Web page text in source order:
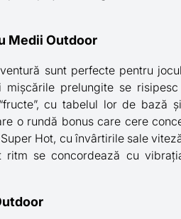
Medii Outdoor
sunt perfecte pentru
prelungite se
cu tabelul lor de bază
o rundă bonus care cere
Hot, cu învârtirile sale
se concordează cu